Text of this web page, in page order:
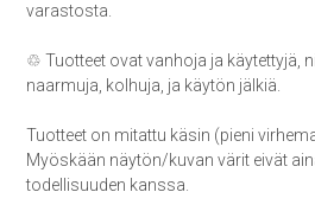
varastosta.
♲ Tuotteet ovat vanhoja ja käytettyjä,
naarmuja, kolhuja, ja käytön jälkiä.
Tuotteet on mitattu käsin (pieni
Myöskään näytön/kuvan värit eivät
todellisuuden kanssa.